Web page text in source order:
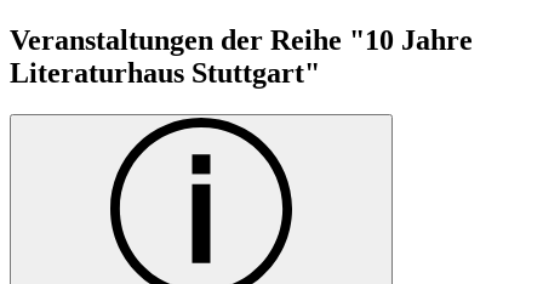
Veranstaltungen der Reihe "10 Jahre
Literaturhaus Stuttgart"